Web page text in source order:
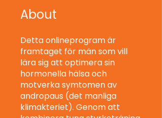
About
Detta onlineprogram är
framtaget för män som vill
lära sig att optimera sin
hormonella hälsa och
motverka symtomen av
andropaus (det manliga
klimakteriet). Genom att